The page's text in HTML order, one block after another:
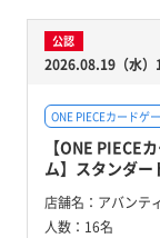
公認
2026.08.19（水）
ONE PIECEカードゲ
【ONE PIECE
ム】スタンダー
店舗名： アバンテ
人数： 16名